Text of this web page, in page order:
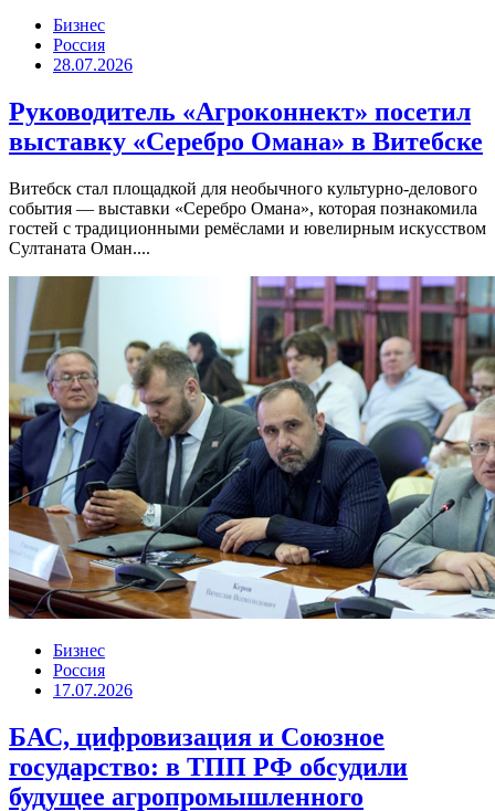
Бизнес
Россия
28.07.2026
Руководитель «Агроконнект» посетил
выставку «Серебро Омана» в Витебске
Витебск стал площадкой для необычного культурно-делового
события — выставки «Серебро Омана», которая познакомила
гостей с традиционными ремёслами и ювелирным искусством
Султаната Оман....
Бизнес
Россия
17.07.2026
БАС, цифровизация и Союзное
государство: в ТПП РФ обсудили
будущее агропромышленного